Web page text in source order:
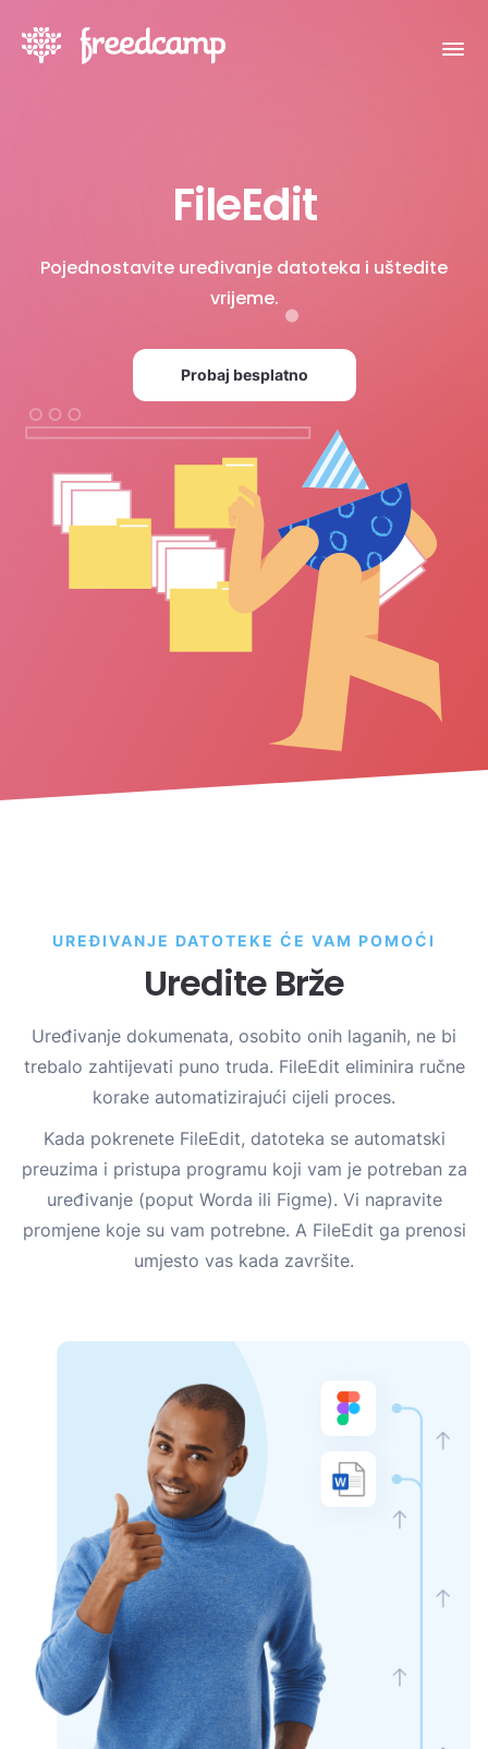
FileEdit
Pojednostavite uređivanje datoteka i uštedite
vrijeme.
Probaj besplatno
UREĐIVANJE DATOTEKE ĆE VAM POMOĆI
Uredite Brže
Uređivanje dokumenata, osobito onih laganih, ne bi
trebalo zahtijevati puno truda. FileEdit eliminira ručne
korake automatizirajući cijeli proces.
Kada pokrenete FileEdit, datoteka se automatski
preuzima i pristupa programu koji vam je potreban za
uređivanje (poput Worda ili Figme). Vi napravite
promjene koje su vam potrebne. A FileEdit ga prenosi
umjesto vas kada završite.